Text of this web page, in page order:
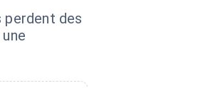
perdent des